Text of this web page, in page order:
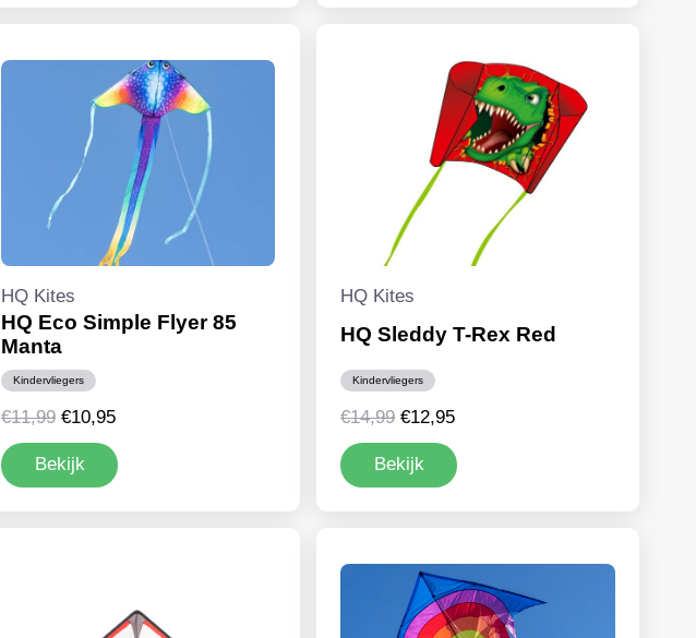
HQ Kites
HQ Eco Simple Flyer 85
Manta
Kindervliegers
€11,99 Oorspronkelijke
prijs
was:
€10,95Huidige
is:
Bekijk
HQ Kites
HQ Sleddy T-Rex Red
Kindervliegers
€14,99 Oorspronkelijke
prijs
was:
€12,95Huidige
is:
Bekijk